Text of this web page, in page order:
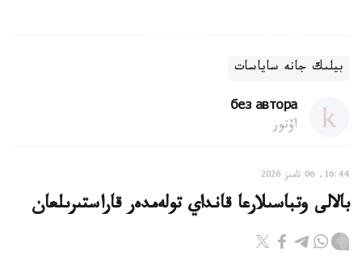
بيلىك جانە ساياسات
без автора
اۆتور
16:44, 06 تامىز 2026
بالالى وتباسىلارعا قانداي تولەمدەر قاراستىرىلعان